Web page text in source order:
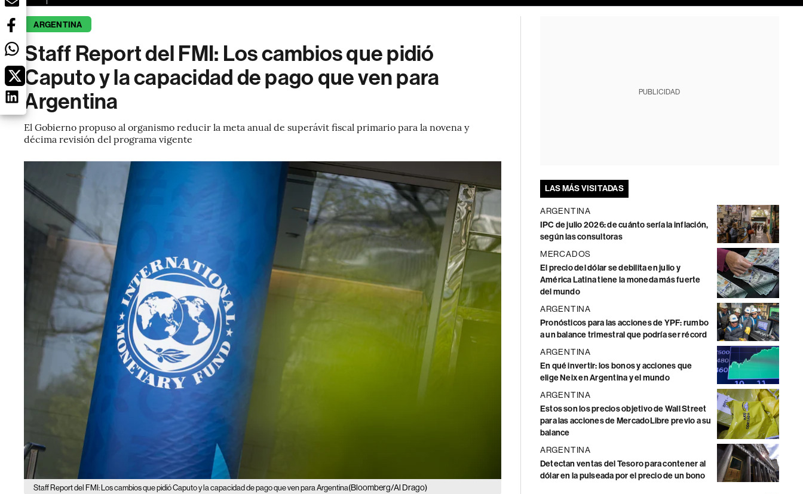
ARGENTINA
Staff Report del FMI: Los cambios que pidió
Caputo y la capacidad de pago que ven para
Argentina
El Gobierno propuso al organismo reducir la meta anual de superávit fiscal primario para la novena y
décima revisión del programa vigente
Staff Report del FMI: Los cambios que pidió Caputo y la capacidad de pago que ven para Argentina(Bloomberg/Al Drago)
PUBLICIDAD
LAS MÁS VISITADAS
ARGENTINA
IPC de julio 2026: de cuánto sería la inflación,
según las consultoras
MERCADOS
El precio del dólar se debilita en julio y
América Latina tiene la moneda más fuerte
del mundo
ARGENTINA
Pronósticos para las acciones de YPF: rumbo
a un balance trimestral que podría ser récord
ARGENTINA
En qué invertir: los bonos y acciones que
elige Neix en Argentina y el mundo
ARGENTINA
Estos son los precios objetivo de Wall Street
para las acciones de MercadoLibre previo a su
balance
ARGENTINA
Detectan ventas del Tesoro para contener al
dólar en la pulseada por el precio de un bono